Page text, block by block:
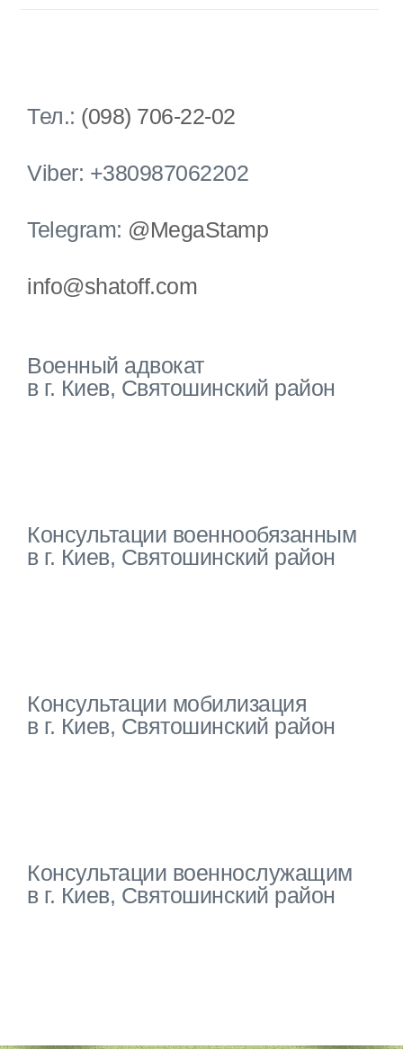
Тел.: (098) 706-22-02
Viber: +380987062202
Telegram: @MegaStamp
info@shatoff.com
Военный адвокат
в г. Киев, Святошинский район
Консультации военнообязанным
в г. Киев, Святошинский район
Консультации мобилизация
в г. Киев, Святошинский район
Консультации военнослужащим
в г. Киев, Святошинский район